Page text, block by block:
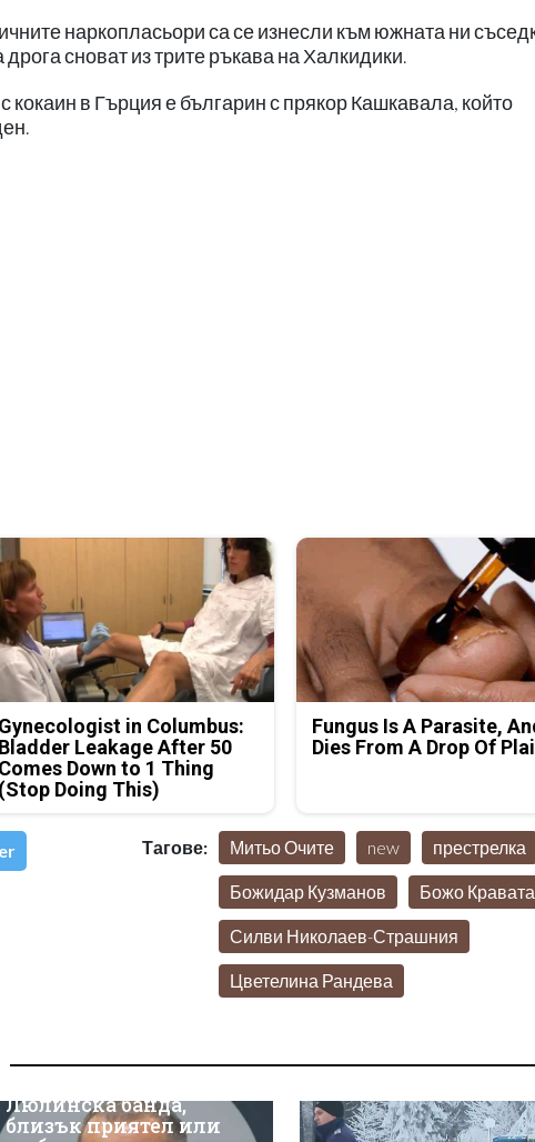
наркопласьори са се изнесли към южната ни
сноват из трите ръкава на Халкидики.
кокаин в Гърция е българин с прякор Кашкавала, който
Gynecologist in Columbus:
Bladder Leakage After 50
Comes Down to 1 Thing
(Stop Doing This)
Fungus Is A Parasite,
Dies From A Drop Of
Тагове: Митьо Очите new престрелка
Божидар Кузманов Божо Кравата
Силви Николаев-Страшния
Цветелина Рандева
Люлинска банда,
близък приятел или